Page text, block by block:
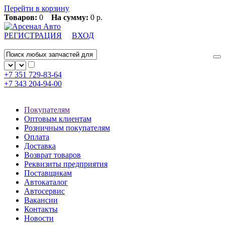
Перейти в корзину
Товаров: 0 На сумму: 0 р.
РЕГИСТРАЦИЯ ВХОД
+7 351 729-83-64
+7 343 204-94-00
Покупателям
Оптовым клиентам
Розничным покупателям
Оплата
Доставка
Возврат товаров
Реквизиты предприятия
Поставщикам
Автокаталог
Автосервис
Вакансии
Контакты
Новости